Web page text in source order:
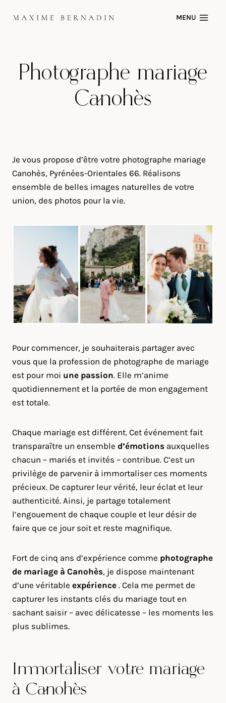
MENU
Photographe mariage
Canohès
Je vous propose d’être votre photographe mariage
Canohès, Pyrénées-Orientales 66. Réalisons
ensemble de belles images naturelles de votre
union, des photos pour la vie.
Pour commencer, je souhaiterais partager avec
vous que la profession de photographe de mariage
est pour moi une passion. Elle m’anime
quotidiennement et la portée de mon engagement
est totale.
Chaque mariage est différent. Cet événement fait
transparaître un ensemble d’émotions auxquelles
chacun – mariés et invités – contribue. C’est un
privilège de parvenir à immortaliser ces moments
précieux. De capturer leur vérité, leur éclat et leur
authenticité. Ainsi, je partage totalement
l’engouement de chaque couple et leur désir de
faire que ce jour soit et reste magnifique.
Fort de cinq ans d’expérience comme photographe
de mariage à Canohès, je dispose maintenant
d’une véritable expérience . Cela me permet de
capturer les instants clés du mariage tout en
sachant saisir – avec délicatesse – les moments les
plus sublimes.
Immortaliser votre mariage
à Canohès